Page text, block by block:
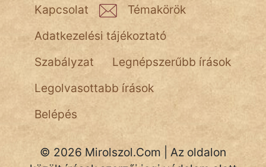
Hoffer Botond
szemfüles
Kapcsolat
Témakörök
Adatkezelési tájékoztató
Szabályzat
Legnépszerűbb írások
Legolvasottabb írások
Belépés
© 2026 Mirolszol.Com | Az oldalon